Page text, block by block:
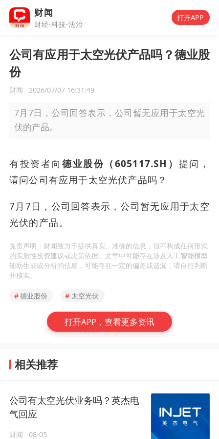
财闻
财经·科技·法治
打开APP
公司有应用于太空光伏产品吗？德业股
份
财闻 2026/07/07 16:31:49
7月7日，公司回答表示，公司暂无应用于太空光
伏的产品。
有投资者向 德业股份（605117.SH） 提问，
请问公司有应用于太空光伏产品吗？
7月7日，公司回答表示，公司暂无应用于太空
光伏的产品。
免责声明：财闻致力于提供真实、准确的信息，但不构成任何形式
的实质性投资建议或决策依据。文章中可能存在涉及人工智能模型
辅助生成或分析的信息，可能存在一定的偏差或遗漏，请自行判断
并核实。
#德业股份 # 太空光伏
打开APP，查看更多资讯
相关推荐
公司有太空光伏业务吗？英杰电
气回应
财闻 08-05